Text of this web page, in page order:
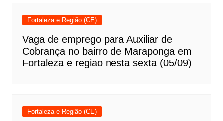
Fortaleza e Região (CE)
Vaga de emprego para Auxiliar de
Cobrança no bairro de Maraponga em
Fortaleza e região nesta sexta (05/09)
Fortaleza e Região (CE)